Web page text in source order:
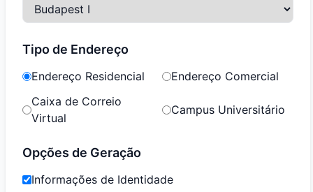
Tipo de Endereço
Endereço Residencial
Endereço Comercial
Caixa de Correio
Virtual
Campus Universitário
Opções de Geração
Informações de Identidade